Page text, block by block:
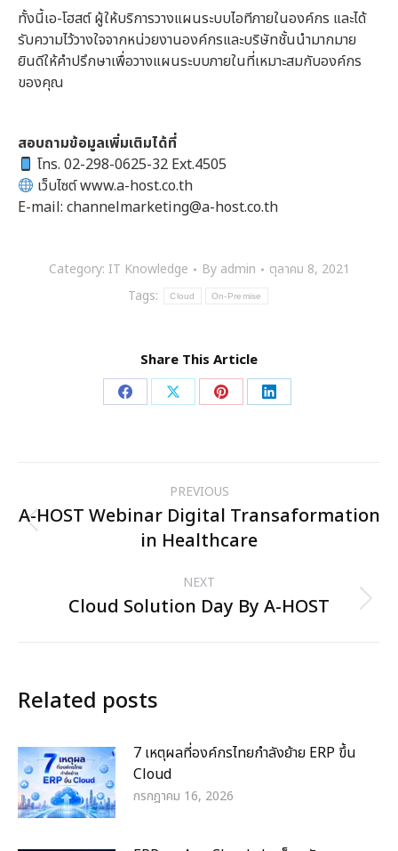
ทั้งนี้เอ-โฮสต์ ผู้ให้บริการวางแผนระบบไอทีภายในองค์กร และได้
รับความไว้วางใจจากหน่วยงานองค์กรและบริษัทชั้นนำมากมาย
ยินดีให้คำปรึกษาเพื่อวางแผนระบบภายในที่เหมาะสมกับองค์กร
ของคุณ
สอบถามข้อมูลเพิ่มเติมได้ที่
โทร. 02-298-0625-32 Ext.4505
เว็บไซต์ www.a-host.co.th
E-mail: channelmarketing@a-host.co.th
Category: IT Knowledge By admin
ตุลาคม 8, 2021
Tags:
Cloud On-Premise
Share This Article
Share Share Share Share
navigation
PREVIOUS
Previous
post:
A-HOST Webinar Digital Transaformation
in Healthcare
NEXT
Next
Cloud Solution Day By A-HOST
Related posts
7 เหตุผลที่องค์กรไทยกำลังย้าย ERP ขึ้น
Cloud
กรกฎาคม 16, 2026